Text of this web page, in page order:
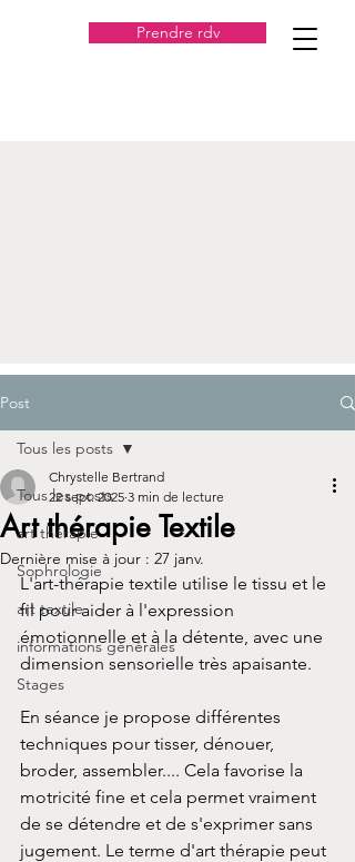
Prendre rdv
Post
Tous les posts
art thérapie
Sophrologie
art textile
informations générales
Stages
Tous les posts
Art thérapie Textile
Chrystelle Bertrand
22 sept. 2025 3 min de lecture
Dernière mise à jour : 27 janv.
L'art-thérapie textile utilise le tissu et le
fil pour aider à l'expression
émotionnelle et à la détente, avec une
dimension sensorielle très apaisante.
En séance je propose différentes
techniques pour tisser, dénouer,
broder, assembler.... Cela favorise la
motricité fine et cela permet vraiment
de se détendre et de s'exprimer sans
jugement. Le terme d'art thérapie peut